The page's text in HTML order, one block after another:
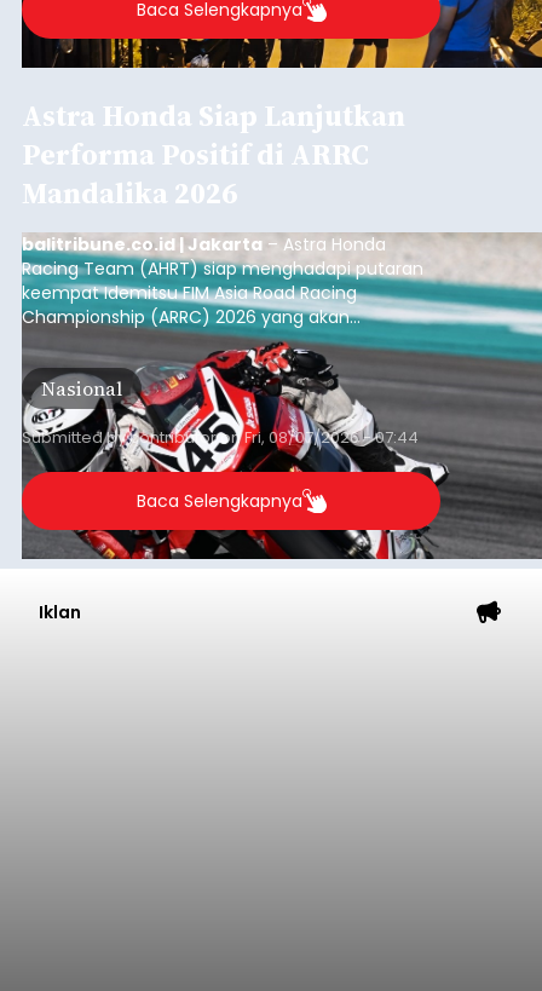
Baca Selengkapnya
Astra Honda Siap Lanjutkan
Performa Positif di ARRC
Mandalika 2026
balitribune.co.id | Jakarta – Astra Honda
Racing Team (AHRT) siap menghadapi putaran
keempat Idemitsu FIM Asia Road Racing
Championship (ARRC) 2026 yang akan
berlangsung di Pertamina Mandalika
International Circuit, Lombok, Nusa Tenggara
Barat, pada 7–9 Agustus 2026.
Nasional
Submitted bycontributoronFri, 08/07/2026 - 07:44
Baca Selengkapnya
Iklan